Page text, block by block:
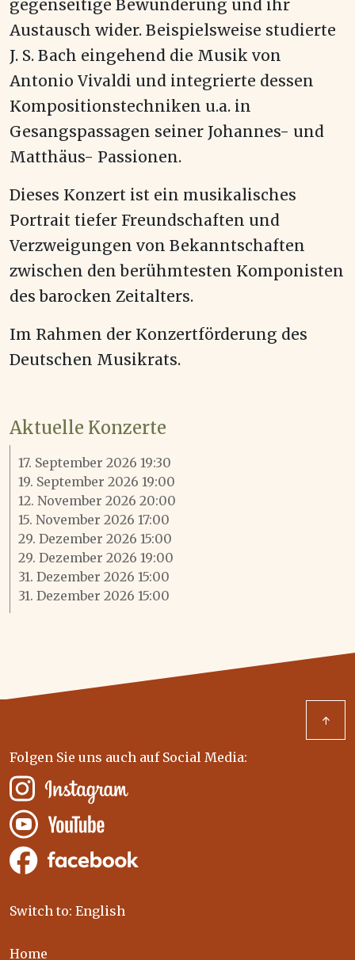
gegenseitige Bewunderung und ihr
Austausch wider. Beispielsweise studierte
J. S. Bach eingehend die Musik von
Antonio Vivaldi und integrierte dessen
Kompositionstechniken u.a. in
Gesangspassagen seiner Johannes- und
Matthäus- Passionen.
Dieses Konzert ist ein musikalisches
Portrait tiefer Freundschaften und
Verzweigungen von Bekanntschaften
zwischen den berühmtesten Komponisten
des barocken Zeitalters.
Im Rahmen der Konzertförderung des
Deutschen Musikrats.
Aktuelle Konzerte
17. September 2026 19:30
19. September 2026 19:00
12. November 2026 20:00
15. November 2026 17:00
29. Dezember 2026 15:00
29. Dezember 2026 19:00
31. Dezember 2026 15:00
31. Dezember 2026 15:00
↑
Folgen Sie uns auch auf Social Media:
Switch to: English
Home